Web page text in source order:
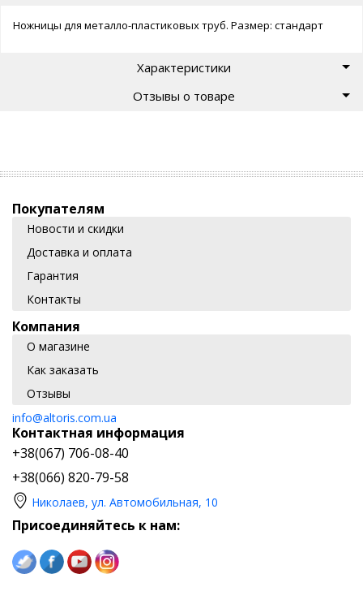
Ножницы для металло-пластиковых труб. Размер: стандарт
Характеристики
Отзывы о товаре
Покупателям
Новости и скидки
Доставка и оплата
Гарантия
Контакты
Компания
О магазине
Как заказать
Отзывы
info@altoris.com.ua
Контактная информация
+38(067) 706-08-40
+38(066) 820-79-58
Николаев, ул. Автомобильная, 10
Присоединяйтесь к нам: